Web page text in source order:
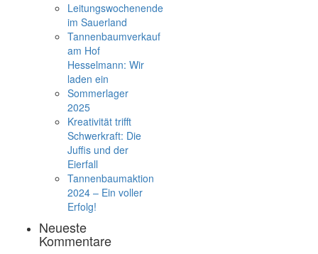
Leitungswochenende
im Sauerland
Tannenbaumverkauf
am Hof
Hesselmann: Wir
laden ein
Sommerlager
2025
Kreativität trifft
Schwerkraft: Die
Juffis und der
Eierfall
Tannenbaumaktion
2024 – Ein voller
Erfolg!
Neueste
Kommentare